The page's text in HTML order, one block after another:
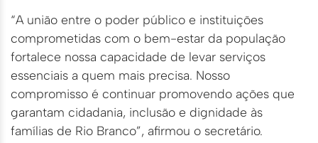
“A união entre o poder público e instituições
comprometidas com o bem-estar da população
fortalece nossa capacidade de levar serviços
essenciais a quem mais precisa. Nosso
compromisso é continuar promovendo ações que
garantam cidadania, inclusão e dignidade às
famílias de Rio Branco”, afirmou o secretário.